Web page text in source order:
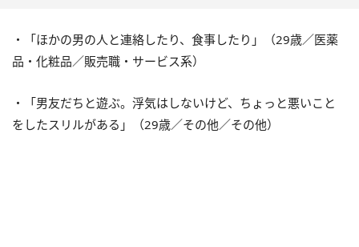
・「ほかの男の人と連絡したり、食事したり」（29歳／医薬
品・化粧品／販売職・サービス系）
・「男友だちと遊ぶ。浮気はしないけど、ちょっと悪いこと
をしたスリルがある」（29歳／その他／その他）